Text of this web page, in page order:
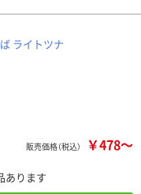
ライトツナ
販売価格（税込） ￥478～
あります